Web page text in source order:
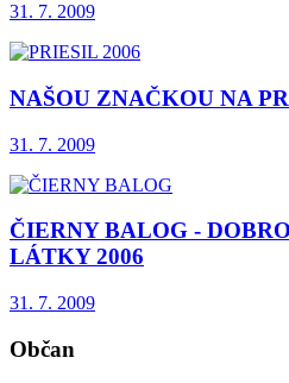
31. 7. 2009
NAŠOU ZNAČKOU NA
31. 7. 2009
ČIERNY BALOG -
LÁTKY 2006
31. 7. 2009
Občan